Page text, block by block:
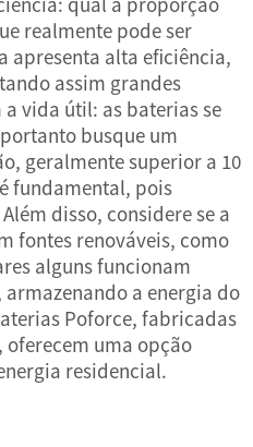
realmente pode ser
apresenta alta eficiência,
assim grandes
vida útil: as baterias se
busque um
geralmente superior a 10
fundamental, pois
disso, considere se a
fontes renováveis, como
alguns funcionam
a energia do
Poforce, fabricadas
oferecem uma opção
residencial.